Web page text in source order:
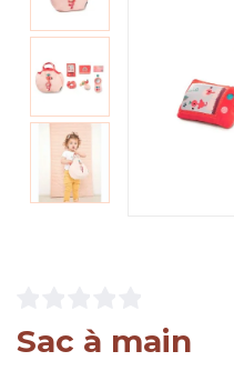
Sac à main